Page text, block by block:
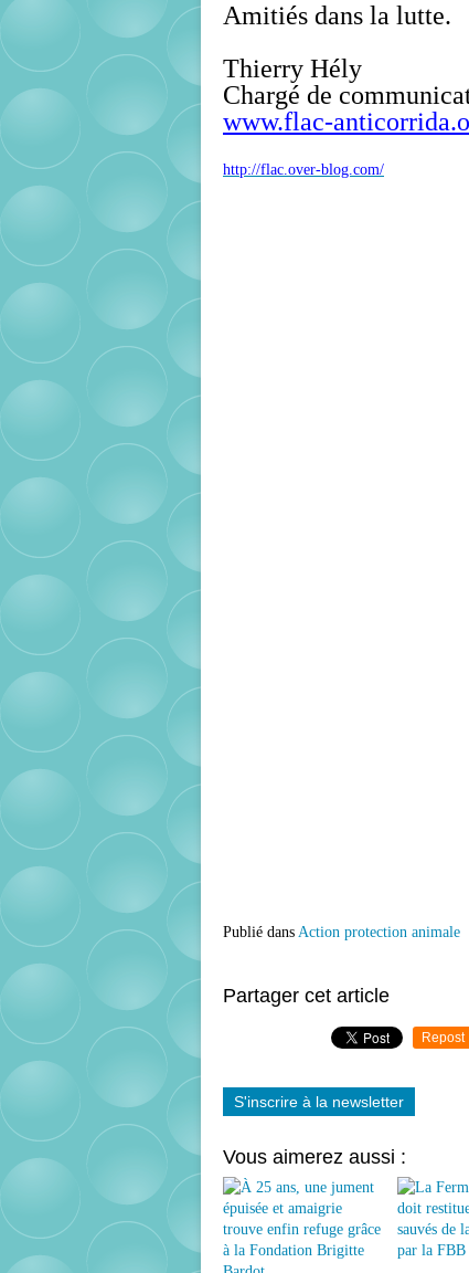
Amitiés dans la lutte.
Thierry Hély
Chargé de
www.flac-
http://flac.over-blog.com/
Publié dans Action protection animale
Partager cet article
Repost
S'inscrire à la newsletter
Vous aimerez aussi :